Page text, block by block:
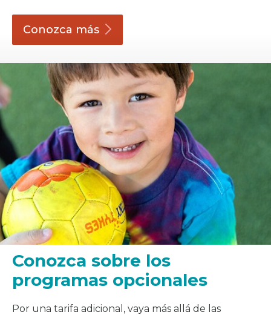
Conozca más
Conozca sobre los
programas opcionales
Por una tarifa adicional, vaya más allá de las